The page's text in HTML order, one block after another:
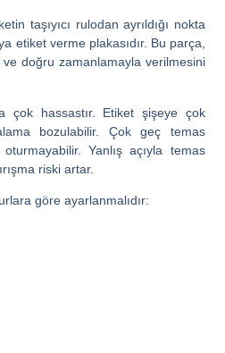
taşıyıcı rulodan ayrıldığı nokta
etiket verme plakasıdır. Bu parça,
doğru zamanlamayla verilmesini
çok hassastır. Etiket şişeye çok
bozulabilir. Çok geç temas
Yanlış açıyla temas
riski artar.
göre ayarlanmalıdır: